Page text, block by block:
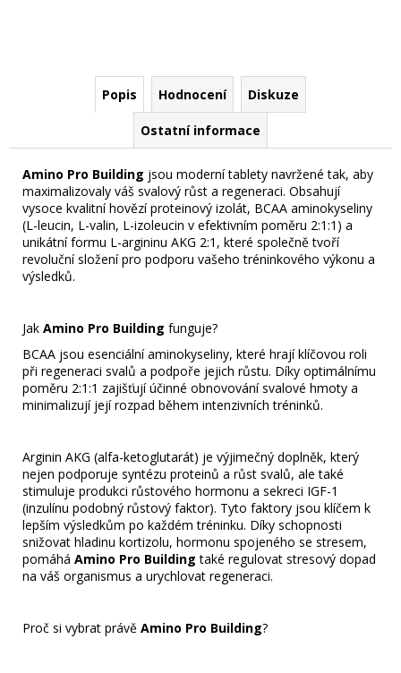
Popis Hodnocení Diskuze
Ostatní informace
Amino Pro Building jsou moderní tablety navržené tak, aby
maximalizovaly váš svalový růst a regeneraci. Obsahují
vysoce kvalitní hovězí proteinový izolát, BCAA aminokyseliny
(L-leucin, L-valin, L-izoleucin v efektivním poměru 2:1:1) a
unikátní formu L-argininu AKG 2:1, které společně tvoří
revoluční složení pro podporu vašeho tréninkového výkonu a
výsledků.
Jak Amino Pro Building funguje?
BCAA jsou esenciální aminokyseliny, které hrají klíčovou roli
při regeneraci svalů a podpoře jejich růstu. Díky optimálnímu
poměru 2:1:1 zajišťují účinné obnovování svalové hmoty a
minimalizují její rozpad během intenzivních tréninků.
Arginin AKG (alfa-ketoglutarát) je výjimečný doplněk, který
nejen podporuje syntézu proteinů a růst svalů, ale také
stimuluje produkci růstového hormonu a sekreci IGF-1
(inzulínu podobný růstový faktor). Tyto faktory jsou klíčem k
lepším výsledkům po každém tréninku. Díky schopnosti
snižovat hladinu kortizolu, hormonu spojeného se stresem,
pomáhá Amino Pro Building také regulovat stresový dopad
na váš organismus a urychlovat regeneraci.
Proč si vybrat právě Amino Pro Building?